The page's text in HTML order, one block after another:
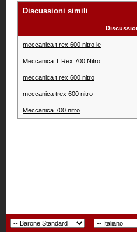
Discussioni simili
meccanica t rex 600 nitro le
Meccanica T Rex 700 Nitro
meccanica t rex 600 nitro
meccanica trex 600 nitro
Meccanica 700 nitro